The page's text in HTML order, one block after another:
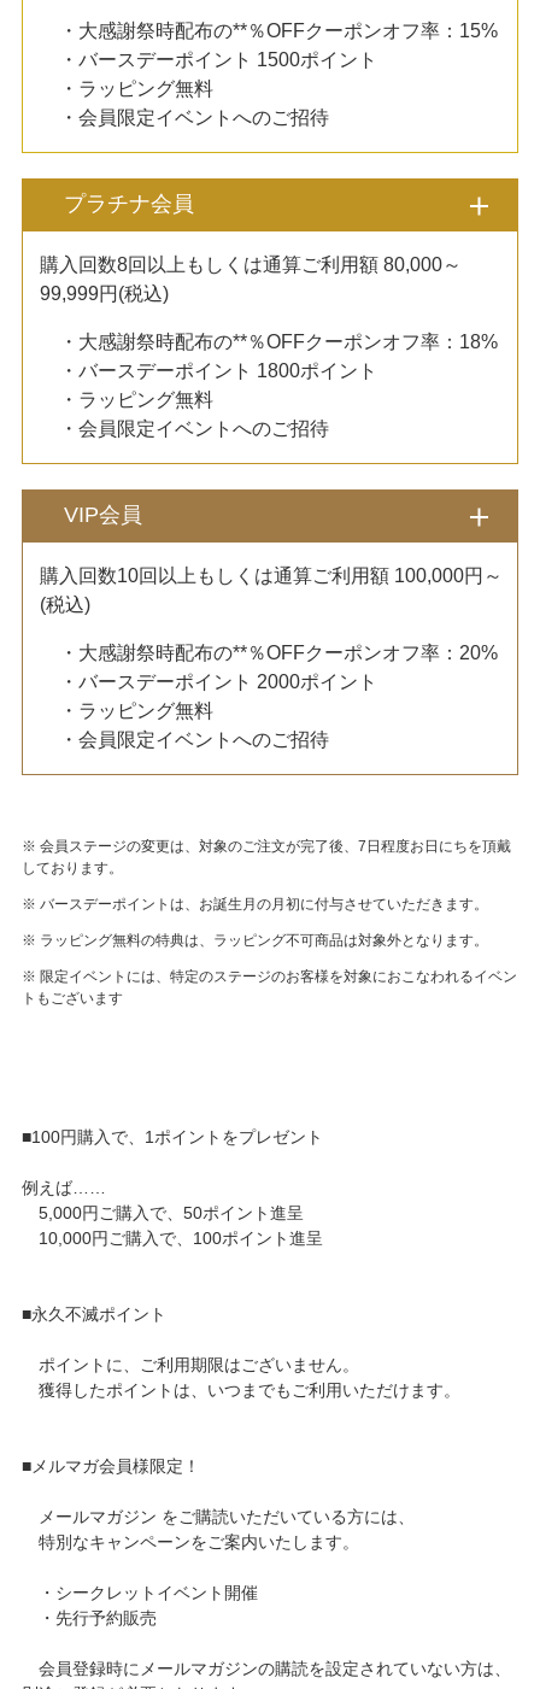
・大感謝祭時配布の**％OFFクーポンオフ率：15%
・バースデーポイント 1500ポイント
・ラッピング無料
・会員限定イベントへのご招待
プラチナ会員
購入回数8回以上もしくは通算ご利用額 80,000～
99,999円(税込)
・大感謝祭時配布の**％OFFクーポンオフ率：18%
・バースデーポイント 1800ポイント
・ラッピング無料
・会員限定イベントへのご招待
VIP会員
購入回数10回以上もしくは通算ご利用額 100,000円～
(税込)
・大感謝祭時配布の**％OFFクーポンオフ率：20%
・バースデーポイント 2000ポイント
・ラッピング無料
・会員限定イベントへのご招待
※ 会員ステージの変更は、対象のご注文が完了後、7日程度お日にちを頂戴
しております。
※ バースデーポイントは、お誕生月の月初に付与させていただきます。
※ ラッピング無料の特典は、ラッピング不可商品は対象外となります。
※ 限定イベントには、特定のステージのお客様を対象におこなわれるイベン
トもございます
■100円購入で、1ポイントをプレゼント
例えば……
5,000円ご購入で、50ポイント進呈
10,000円ご購入で、100ポイント進呈
■永久不滅ポイント
ポイントに、ご利用期限はございません。
獲得したポイントは、いつまでもご利用いただけます。
■メルマガ会員様限定！
メールマガジン をご購読いただいている方には、
特別なキャンペーンをご案内いたします。
・シークレットイベント開催
・先行予約販売
会員登録時にメールマガジンの購読を設定されていない方は、